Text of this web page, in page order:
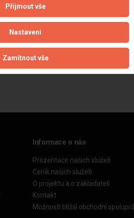
Informace o nás
Prezentace našich služeb
Ceník našich služeb
O projektu a o zakladateli
Kontakt
Možnosti bližší obchodní
Přijmout vše
Nastavení
Zamítnout vše